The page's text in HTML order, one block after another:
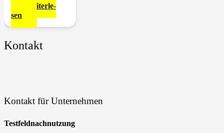
Wei­ter­le­
sen
Kontakt
Kontakt für Unternehmen
Test­feld­nach­nut­zung